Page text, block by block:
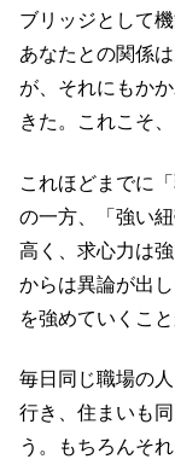
ブリッジとして
あなたとの関係
が、それにもか
きた。これこそ
これほどまでに
の一方、「強い
高く、求心力は
からは異論が出
を強めていくこ
毎日同じ職場の
行き、住まいも
う。もちろんそ